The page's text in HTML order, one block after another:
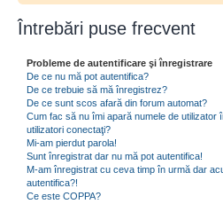
Întrebări puse frecvent
Probleme de autentificare şi înregistrare
De ce nu mă pot autentifica?
De ce trebuie să mă înregistrez?
De ce sunt scos afară din forum automat?
Cum fac să nu îmi apară numele de utilizator
utilizatori conectaţi?
Mi-am pierdut parola!
Sunt înregistrat dar nu mă pot autentifica!
M-am înregistrat cu ceva timp în urmă dar
autentifica?!
Ce este COPPA?